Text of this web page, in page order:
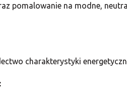
pomalowanie na modne,
charakterystyki